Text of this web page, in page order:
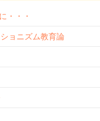
・・・
ョニズム教育論